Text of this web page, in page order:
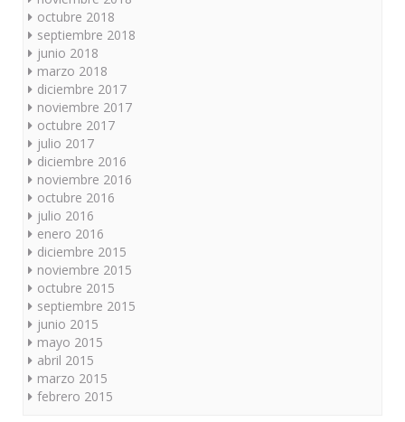
octubre 2018
septiembre 2018
junio 2018
marzo 2018
diciembre 2017
noviembre 2017
octubre 2017
julio 2017
diciembre 2016
noviembre 2016
octubre 2016
julio 2016
enero 2016
diciembre 2015
noviembre 2015
octubre 2015
septiembre 2015
junio 2015
mayo 2015
abril 2015
marzo 2015
febrero 2015